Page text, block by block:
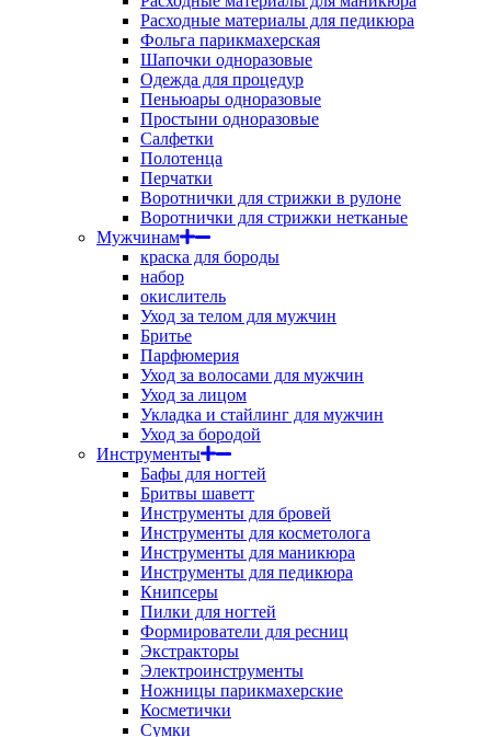
Расходные материалы для педикюра
Фольга парикмахерская
Шапочки одноразовые
Одежда для процедур
Пеньюары одноразовые
Простыни одноразовые
Салфетки
Полотенца
Перчатки
Воротнички для стрижки в рулоне
Воротнички для стрижки нетканые
Мужчинам
краска для бороды
набор
окислитель
Уход за телом для мужчин
Бритье
Парфюмерия
Уход за волосами для мужчин
Уход за лицом
Укладка и стайлинг для мужчин
Уход за бородой
Инструменты
Бафы для ногтей
Бритвы шаветт
Инструменты для бровей
Инструменты для косметолога
Инструменты для маникюра
Инструменты для педикюра
Книпсеры
Пилки для ногтей
Формирователи для ресниц
Экстракторы
Электроинструменты
Ножницы парикмахерские
Косметички
Сумки